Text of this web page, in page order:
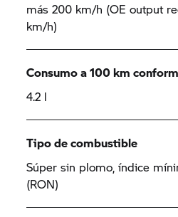
más 200 km/h (OE output
km/h)
Consumo a 100 km
4.2 l
Tipo de combustible
Súper sin plomo, índice
(RON)